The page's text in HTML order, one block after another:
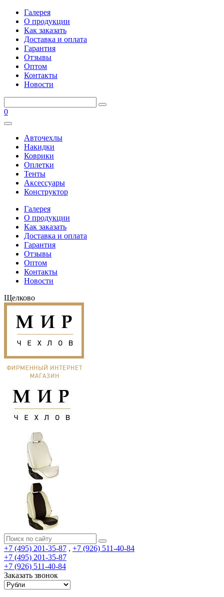
Галерея
О продукции
Как заказать
Доставка и оплата
Гарантия
Отзывы
Оптом
Контакты
Новости
0
Авточехлы
Накидки
Коврики
Оплетки
Тенты
Аксессуары
Конструктор
Галерея
О продукции
Как заказать
Доставка и оплата
Гарантия
Отзывы
Оптом
Контакты
Новости
Щелково
+7 (495) 201-35-87 , +7 (926) 511-40-84
+7 (495) 201-35-87
+7 (926) 511-40-84
Заказать звонок